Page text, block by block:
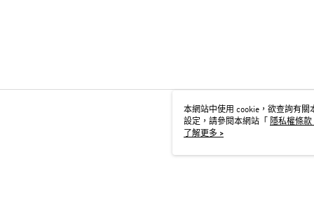
本網站中使用 cookie，欲查詢有關
設定，請參閱本網站「
隱私權條款
用 cookie。
了解更多 >